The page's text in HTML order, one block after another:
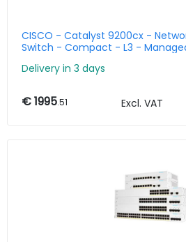
CISCO - Catalyst 9200cx -
Switch - Compact - L3 -
Delivery in 3 days
€ 1995.51 Excl. VAT